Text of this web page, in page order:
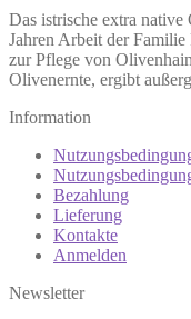
Das istrische extra
Jahren Arbeit der
zur Pflege von
Olivenernte, ergibt
Information
Bezahlung
Lieferung
Kontakte
Anmelden
Newsletter